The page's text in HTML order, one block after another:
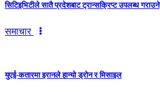
सिटिइभिटीले सातै प्रदेशबाट ट्रान्सक्रिप्ट उपलब्ध गराउने
समाचार
युएई-कतारमा इरानले हान्यो ड्रोन र मिसाइल